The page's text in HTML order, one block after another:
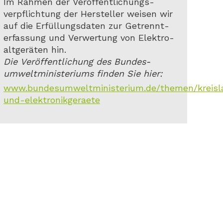
verpflichtung der Hersteller weisen wir
auf die Erfüllungsdaten zur Getrennt-
erfassung und Verwertung von Elektro-
altgeräten hin.
Die Veröffentlichung des Bundes-
umweltministeriums finden Sie hier:
www.bundesumweltministerium.de/themen/
und-elektronikgeraete